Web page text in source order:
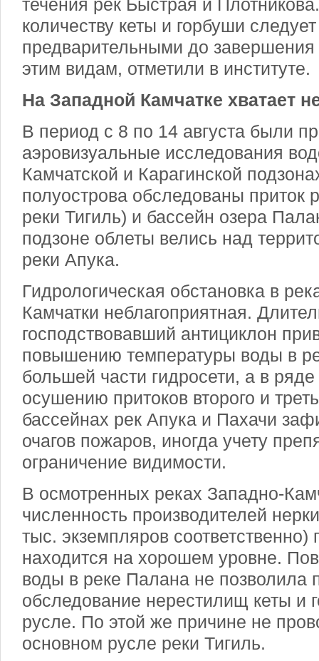
течения рек Быстрая и
количеству кеты и горбуши следует
предварительными до завершения
этим видам, отметили в институте.
На Западной Камчатке хватает
В период с 8 по 14 августа были
аэровизуальные исследования
Камчатской и Карагинской
полуострова обследованы приток
реки Тигиль) и бассейн озера
подзоне облеты велись над
реки Апука.
Гидрологическая обстановка в
Камчатки неблагоприятная.
господствовавший антициклон
повышению температуры воды в
большей части гидросети, а в
осушению притоков второго и
бассейнах рек Апука и Пахачи
очагов пожаров, иногда учету
ограничение видимости.
В осмотренных реках Западно-
численность производителей
тыс. экземпляров
находится на хорошем уровне.
воды в реке Палана не позволила
обследование нерестилищ кеты и
русле. По этой же причине не
основном русле реки Тигиль.